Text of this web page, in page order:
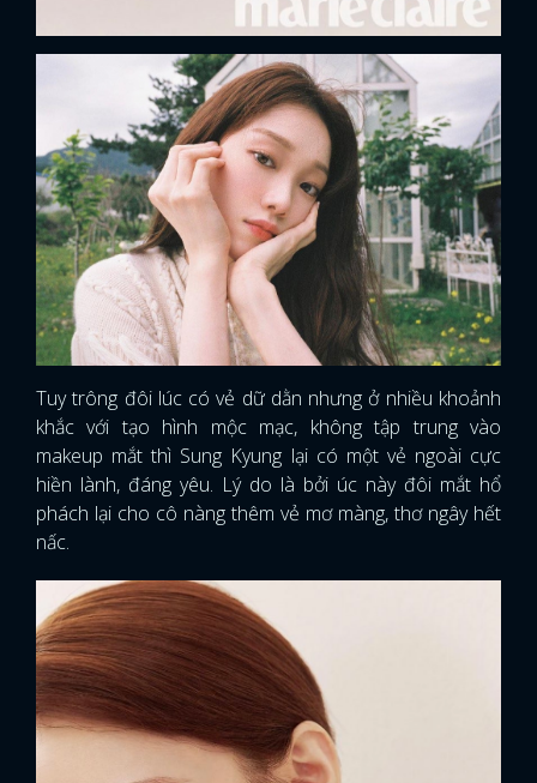
Tuy trông đôi lúc có vẻ dữ dằn nhưng ở nhiều khoảnh
khắc với tạo hình mộc mạc, không tập trung vào
makeup mắt thì Sung Kyung lại có một vẻ ngoài cực
hiền lành, đáng yêu. Lý do là bởi úc này đôi mắt hổ
phách lại cho cô nàng thêm vẻ mơ màng, thơ ngây hết
nấc.